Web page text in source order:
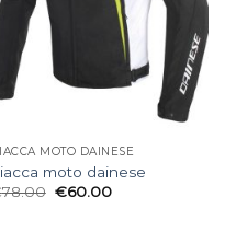
MOTO DAINESE
moto dainese
78.00 €60.00